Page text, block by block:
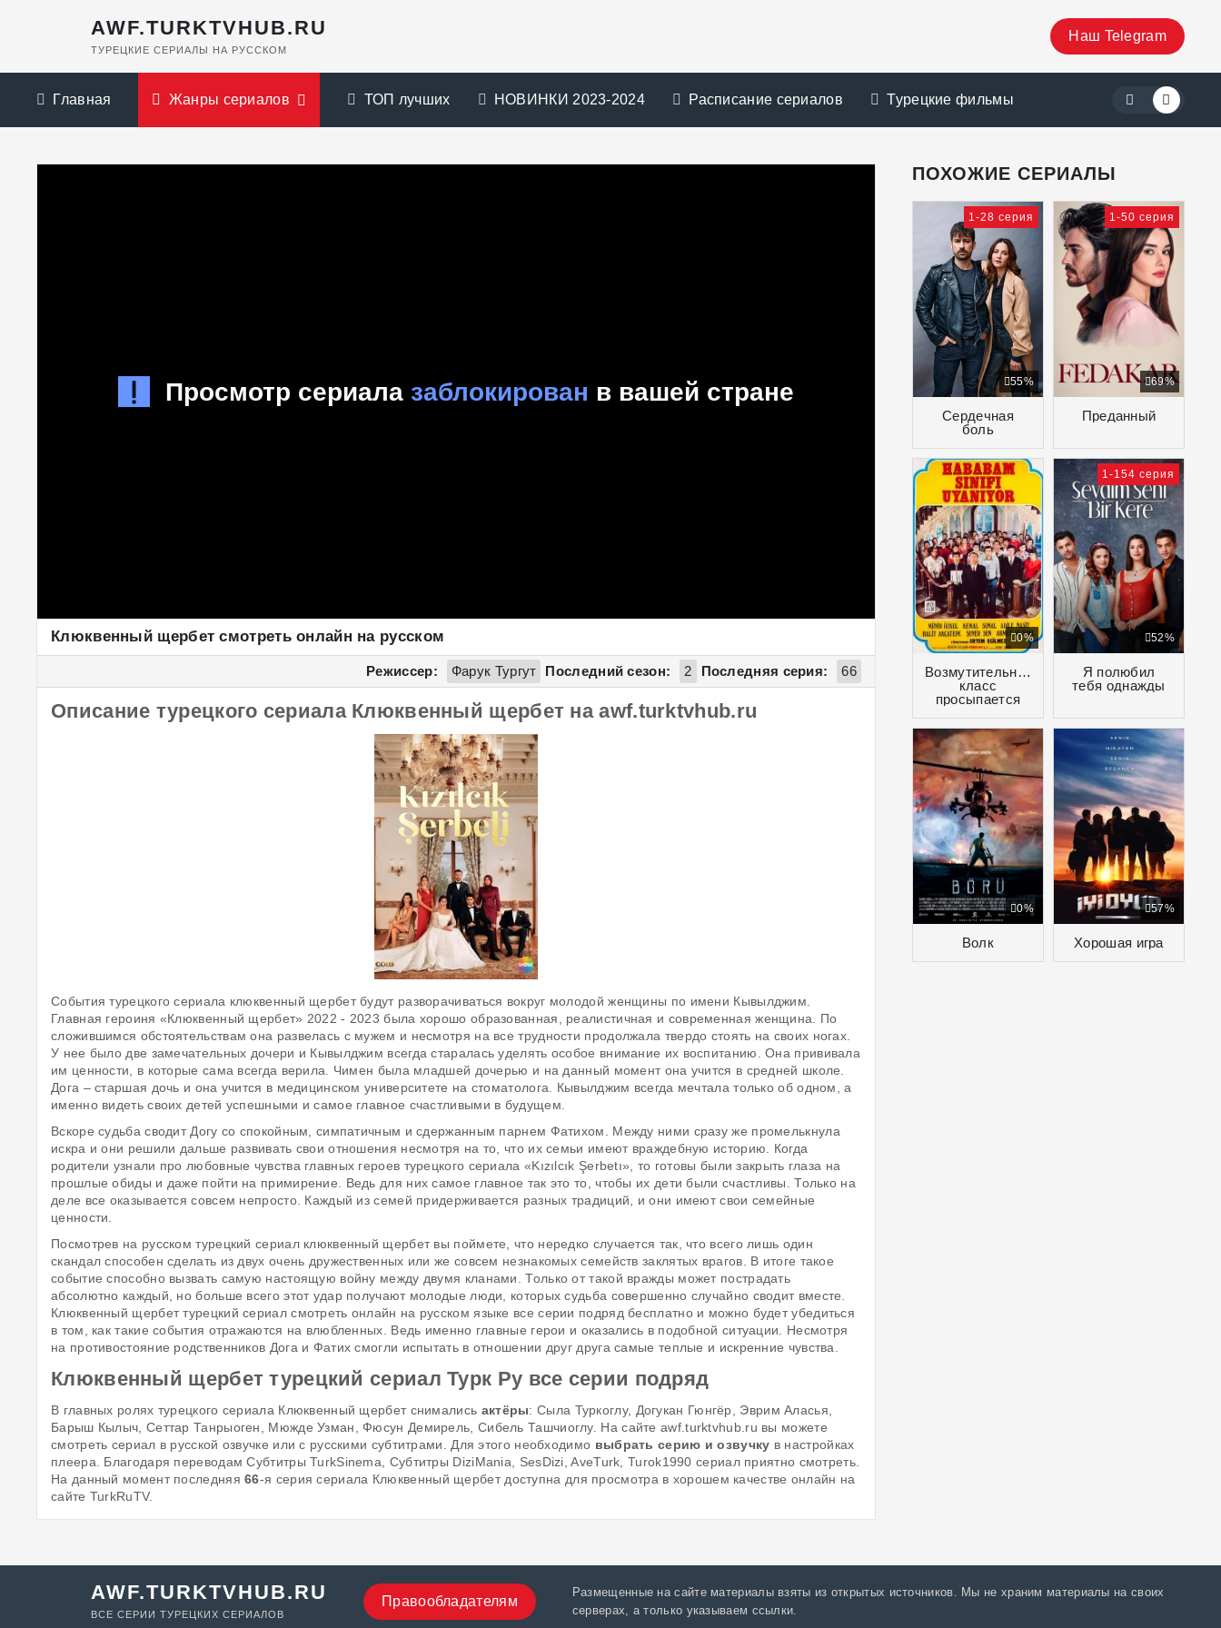
AWF.TURKTVHUB.RU
ТУРЕЦКИЕ СЕРИАЛЫ НА РУССКОМ
Наш Telegram
Главная Жанры сериалов ТОП лучших НОВИНКИ 2023-2024 Расписание сериалов Турецкие фильмы
Клюквенный щербет смотреть онлайн на русском
Режиссер: Фарук Тургут Последний сезон: 2 Последняя серия: 66
Описание турецкого сериала Клюквенный щербет на awf.turktvhub.ru
События турецкого сериала клюквенный щербет будут разворачиваться вокруг молодой женщины по имени Кывылджим.
Главная героиня «Клюквенный щербет» 2022 - 2023 была хорошо образованная, реалистичная и современная женщина. По
сложившимся обстоятельствам она развелась с мужем и несмотря на все трудности продолжала твердо стоять на своих ногах.
У нее было две замечательных дочери и Кывылджим всегда старалась уделять особое внимание их воспитанию. Она прививала
им ценности, в которые сама всегда верила. Чимен была младшей дочерью и на данный момент она учится в средней школе.
Дога – старшая дочь и она учится в медицинском университете на стоматолога. Кывылджим всегда мечтала только об одном, а
именно видеть своих детей успешными и самое главное счастливыми в будущем.
Вскоре судьба сводит Догу со спокойным, симпатичным и сдержанным парнем Фатихом. Между ними сразу же промелькнула
искра и они решили дальше развивать свои отношения несмотря на то, что их семьи имеют враждебную историю. Когда
родители узнали про любовные чувства главных героев турецкого сериала «Kızılcık Şerbetı», то готовы были закрыть глаза на
прошлые обиды и даже пойти на примирение. Ведь для них самое главное так это то, чтобы их дети были счастливы. Только на
деле все оказывается совсем непросто. Каждый из семей придерживается разных традиций, и они имеют свои семейные
ценности.
Посмотрев на русском турецкий сериал клюквенный щербет вы поймете, что нередко случается так, что всего лишь один
скандал способен сделать из двух очень дружественных или же совсем незнакомых семейств заклятых врагов. В итоге такое
событие способно вызвать самую настоящую войну между двумя кланами. Только от такой вражды может пострадать
абсолютно каждый, но больше всего этот удар получают молодые люди, которых судьба совершенно случайно сводит вместе.
Клюквенный щербет турецкий сериал смотреть онлайн на русском языке все серии подряд бесплатно и можно будет убедиться
в том, как такие события отражаются на влюбленных. Ведь именно главные герои и оказались в подобной ситуации. Несмотря
на противостояние родственников Дога и Фатих смогли испытать в отношении друг друга самые теплые и искренние чувства.
Клюквенный щербет турецкий сериал Турк Ру все серии подряд
В главных ролях турецкого сериала Клюквенный щербет снимались актёры: Сыла Туркоглу, Догукан Гюнгёр, Эврим Аласья,
Барыш Кылыч, Сеттар Танрыоген, Мюжде Узман, Фюсун Демирель, Сибель Ташчиоглу. На сайте awf.turktvhub.ru вы можете
смотреть сериал в русской озвучке или с русскими субтитрами. Для этого необходимо выбрать серию и озвучку в настройках
плеера. Благодаря переводам Субтитры TurkSinema, Субтитры DiziMania, SesDizi, AveTurk, Turok1990 сериал приятно смотреть.
На данный момент последняя66-я серия сериала Клюквенный щербет доступна для просмотра в хорошем качестве онлайн на
сайте TurkRuTV.
ПОХОЖИЕ СЕРИАЛЫ
Сердечная
боль
55%
1-28 серия
Преданный
69%
1-50 серия
Возмутительный
класс
просыпается
0%
Я полюбил
тебя однажды
52%
1-154 серия
Волк
0%
Хорошая игра
57%
AWF.TURKTVHUB.RU
ВСЕ СЕРИИ ТУРЕЦКИХ СЕРИАЛОВ
Правообладателям
Размещенные на сайте материалы взяты из открытых источников. Мы не храним материалы на своих
серверах, а только указываем ссылки.